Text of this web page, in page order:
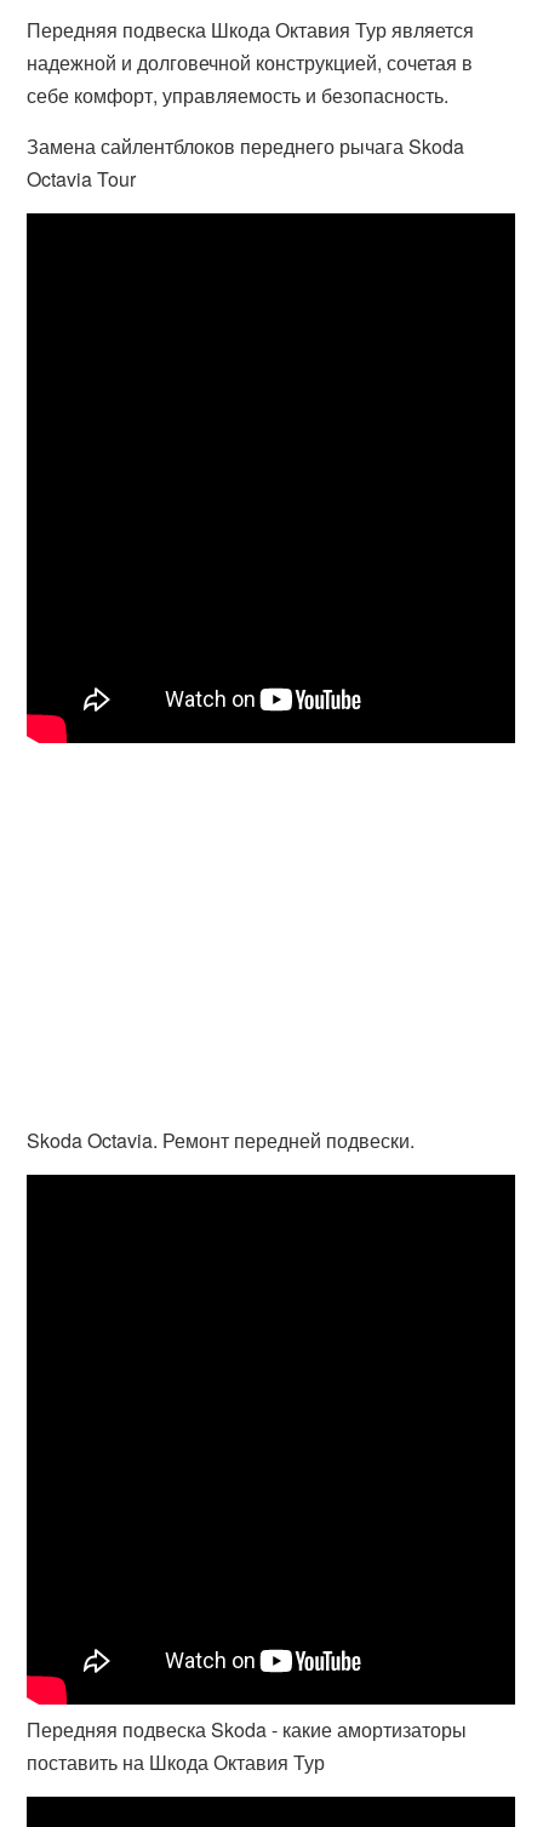
Передняя подвеска Шкода Октавия Тур является
надежной и долговечной конструкцией, сочетая в
себе комфорт, управляемость и безопасность.
Замена сайлентблоков переднего рычага Skoda
Octavia Tour
Skoda Octavia. Ремонт передней подвески.
Передняя подвеска Skoda - какие амортизаторы
поставить на Шкода Октавия Тур